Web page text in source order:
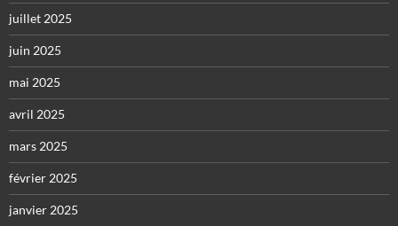
juillet 2025
juin 2025
mai 2025
avril 2025
mars 2025
février 2025
janvier 2025